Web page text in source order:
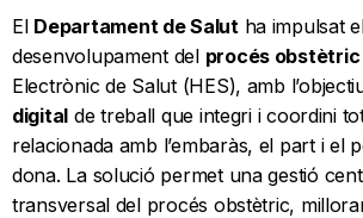
El Departament de Salut ha impulsat
desenvolupament del procés obstètric
Electrònic de Salut (HES), amb
digital de treball que integri i coordini
relacionada amb l’embaràs, el part i el
dona. La solució permet una gestió
transversal del procés obstètric,